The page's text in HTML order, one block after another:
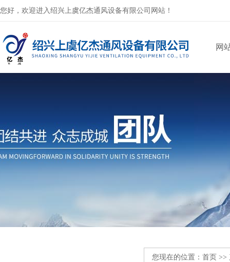
您好，欢迎进入绍兴上虞亿杰通风设备有限公司网站！
网
您现在的位置： 首页 >>